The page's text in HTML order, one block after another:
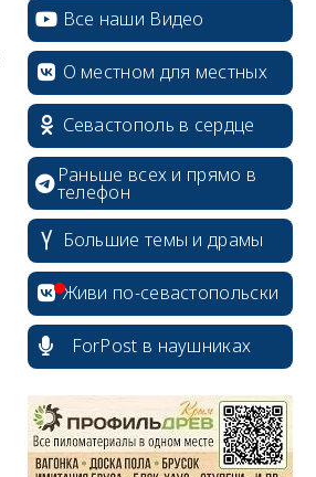
Все наши Видео
О местном для местных
Севастополь в сердце
Раньше всех и прямо в
телефон
Большие темы и драмы
Живи по-севастопольски
ForPost в наушниках